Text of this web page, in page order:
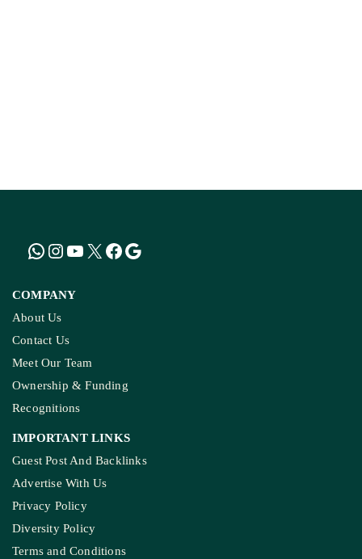
COMPANY
About Us
Contact Us
Meet Our Team
Ownership & Funding
Recognitions
IMPORTANT LINKS
Guest Post And Backlinks
Advertise With Us
Privacy Policy
Diversity Policy
Terms and Conditions